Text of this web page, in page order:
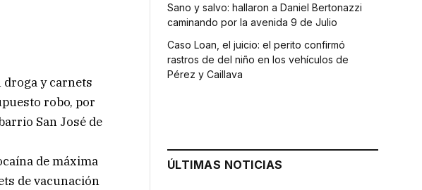
y carnets
robo, por
San José de
de máxima
de vacunación
Sano y salvo: hallaron a Daniel Bertonazzi
caminando por la avenida 9 de Julio
Caso Loan, el juicio: el perito confirmó
rastros de del niño en los vehículos de
Pérez y Caillava
ÚLTIMAS NOTICIAS